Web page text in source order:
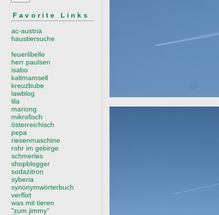
Favorite Links
ac-austria
haustiersuche
feuerlibelle
herr paulsen
isabo
kaltmamsell
kreuzbube
lawblog
lila
mariong
mikrofisch
österreichisch
pepa
riesenmaschine
rohr im gebirge
schmerles
shopblogger
sodazitron
syberia
synonymwörterbuch
verflixt
was mit tieren
"zum jimmy"